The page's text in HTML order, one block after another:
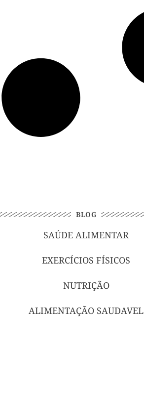
BLOG
SAÚDE ALIMENTAR
EXERCÍCIOS FÍSICOS
NUTRIÇÃO
ALIMENTAÇÃO SAUDAVEL